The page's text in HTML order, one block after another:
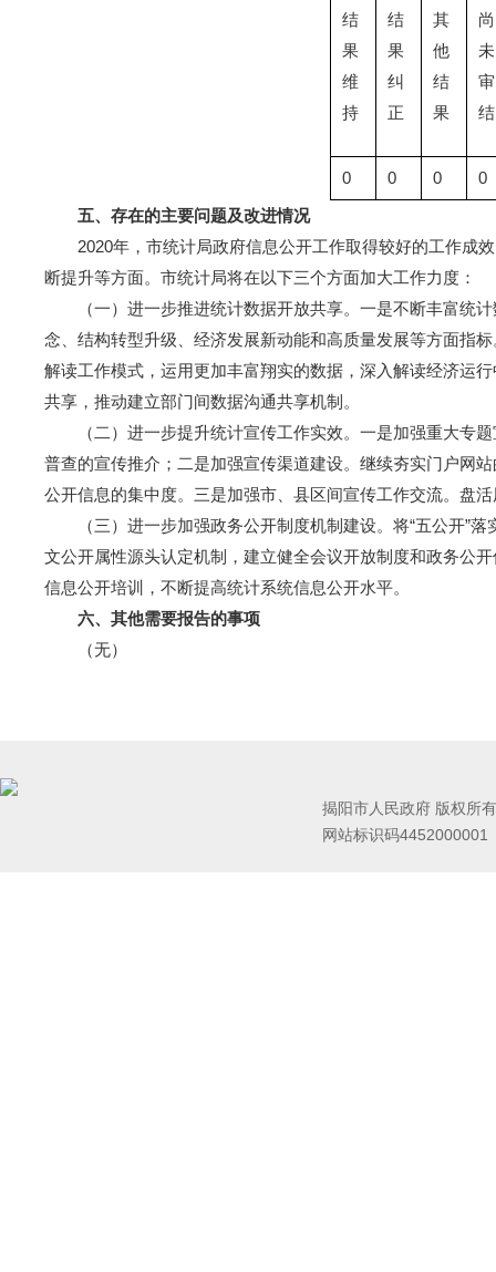
结
果
维
持
结
果
纠
正
其
他
结
果
尚
未
审
结
0 0 0
0
五、存在的主要问题及改进情况
2020年，市统计局政府信息公开工作取得较好的工作成效
断提升等方面。市统计局将在以下三个方面加大工作力度：
（一）进一步推进统计数据开放共享。一是不断丰富统计
念、结构转型升级、经济发展新动能和高质量发展等方面指
解读工作模式，运用更加丰富翔实的数据，深入解读经济运
共享，推动建立部门间数据沟通共享机制。
（二）进一步提升统计宣传工作实效。一是加强重大专题
普查的宣传推介；二是加强宣传渠道建设。继续夯实门户网
公开信息的集中度。三是加强市、县区间宣传工作交流。盘
（三）进一步加强政务公开制度机制建设。将“五公开”落
文公开属性源头认定机制，建立健全会议开放制度和政务公
信息公开培训，不断提高统计系统信息公开水平。
六、其他需要报告的事项
（无）
揭阳市人民政府 版权所
网站标识码